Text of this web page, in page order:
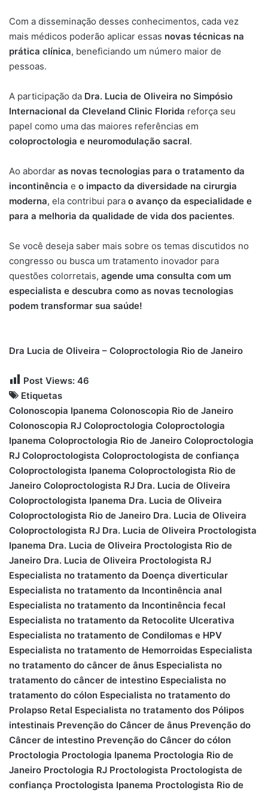
Com a disseminação desses conhecimentos, cada vez
mais médicos poderão aplicar essas novas técnicas na
prática clínica, beneficiando um número maior de
pessoas.
A participação da Dra. Lucia de Oliveira no Simpósio
Internacional da Cleveland Clinic Florida reforça seu
papel como uma das maiores referências em
coloproctologia e neuromodulação sacral.
Ao abordar as novas tecnologias para o tratamento da
incontinência e o impacto da diversidade na cirurgia
moderna, ela contribui para o avanço da especialidade e
para a melhoria da qualidade de vida dos pacientes.
Se você deseja saber mais sobre os temas discutidos no
congresso ou busca um tratamento inovador para
questões colorretais, agende uma consulta com um
especialista e descubra como as novas tecnologias
podem transformar sua saúde!
Dra Lucia de Oliveira – Coloproctologia Rio de Janeiro
Post Views: 46
Etiquetas
Colonoscopia Ipanema Colonoscopia Rio de Janeiro
Colonoscopia RJ Coloproctologia Coloproctologia
Ipanema Coloproctologia Rio de Janeiro Coloproctologia
RJ Coloproctologista Coloproctologista de confiança
Coloproctologista Ipanema Coloproctologista Rio de
Janeiro Coloproctologista RJ Dra. Lucia de Oliveira
Coloproctologista Ipanema Dra. Lucia de Oliveira
Coloproctologista Rio de Janeiro Dra. Lucia de Oliveira
Coloproctologista RJ Dra. Lucia de Oliveira Proctologista
Ipanema Dra. Lucia de Oliveira Proctologista Rio de
Janeiro Dra. Lucia de Oliveira Proctologista RJ
Especialista no tratamento da Doença diverticular
Especialista no tratamento da Incontinência anal
Especialista no tratamento da Incontinência fecal
Especialista no tratamento da Retocolite Ulcerativa
Especialista no tratamento de Condilomas e HPV
Especialista no tratamento de Hemorroidas Especialista
no tratamento do câncer de ânus Especialista no
tratamento do câncer de intestino Especialista no
tratamento do cólon Especialista no tratamento do
Prolapso Retal Especialista no tratamento dos Pólipos
intestinais Prevenção do Câncer de ânus Prevenção do
Câncer de intestino Prevenção do Câncer do cólon
Proctologia Proctologia Ipanema Proctologia Rio de
Janeiro Proctologia RJ Proctologista Proctologista de
confiança Proctologista Ipanema Proctologista Rio de